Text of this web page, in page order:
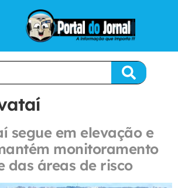
segue em elevação e
monitoramento
das áreas de risco